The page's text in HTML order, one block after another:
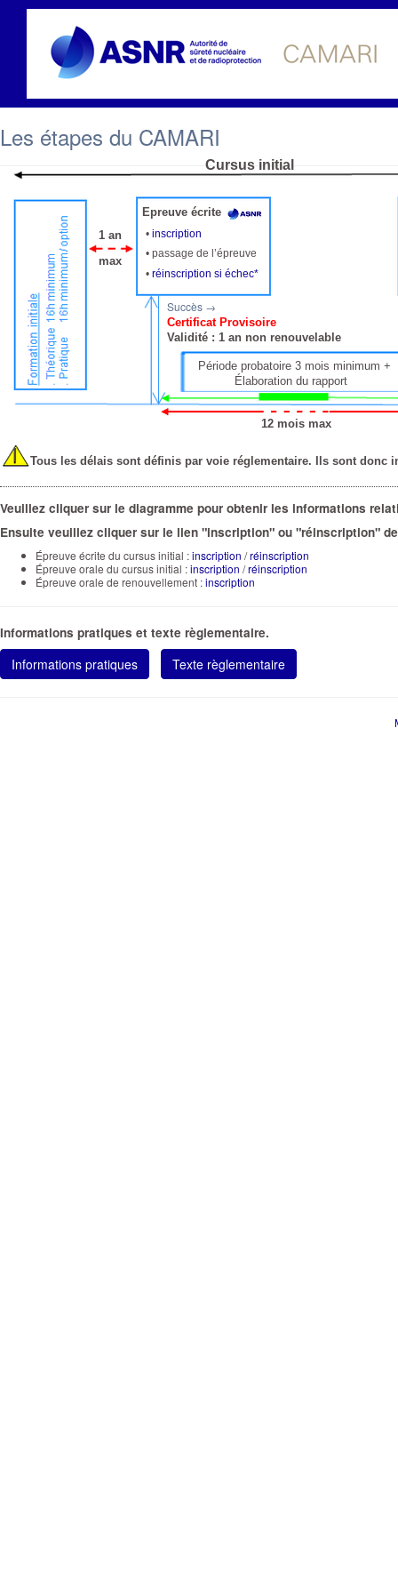
Les étapes du CAMARI
Succès →
Certificat Provisoire
Validité : 1 an non renouvelable
Période probatoire 3 mois minimum +
Élaboration du rapport
12 mois max
Cursus initial
1 an
max
Epreuve écrite
• inscription
• passage de l’épreuve
• réinscription si échec*
Tous les délais sont définis par voie réglementaire. Ils sont donc
I
Veuillez cliquer sur le diagramme pour obtenir les informations
Ensuite veuillez cliquer sur le lien "inscription" ou "réinscription"
Épreuve écrite du cursus initial :inscription /réinscription
Épreuve orale du cursus initial :inscription /réinscription
Épreuve orale de renouvellement :inscription
Informations pratiques et texte règlementaire.
Informations pratiques Texte règlementaire